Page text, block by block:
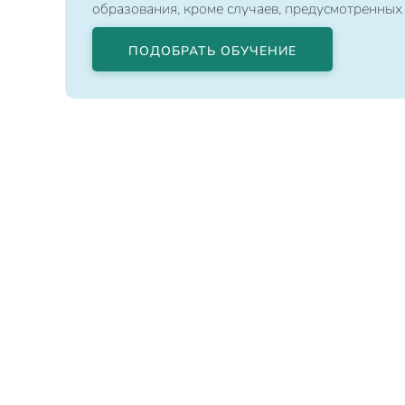
образования, кроме случаев,
ПОДОБРАТЬ ОБУЧЕНИЕ